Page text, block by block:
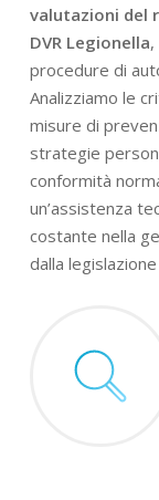
valutazioni del
DVR Legionella,
procedure di
Analizziamo le
misure di
strategie
conformità
un’assistenza
costante nella
dalla